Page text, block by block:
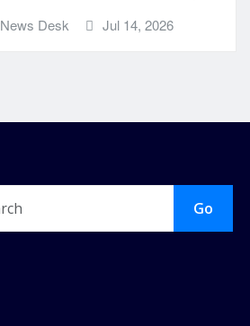
News Desk Jul 14, 2026
Go